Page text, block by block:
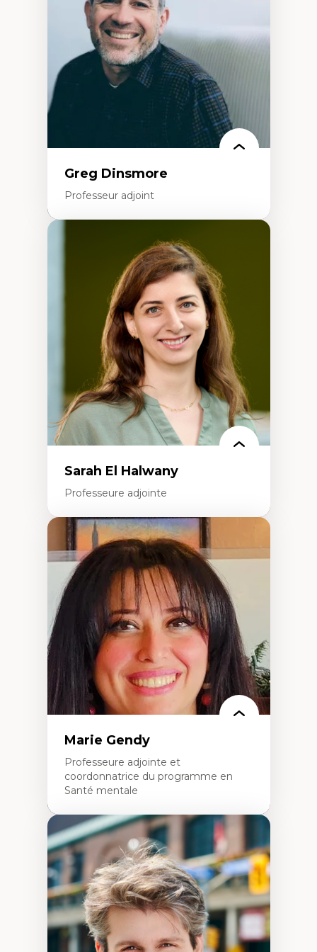
Extractivisme
Classes sociales
Mouvements sociaux
Théories de l’État
Greg Dinsmore
Professeur adjoint
Fragmentation des auditoires médiatiques
Analyse multi-plateforme des auditoires
médiatiques
Analyse des comportements numériques à
travers les données massives et l’IA
Recherche quantitative et qualitative sur
les auditoires médiatiques
Épistémologie des techniques de recherche
numérique et l’IA
Théorie des droits de la personne
La pensée politique d’Hannah Arendt
La pensée politique à l’ère numérique
Justice internationale et normes
internationales
Sarah El Halwany
Professeure adjointe
Expertises
Les apports pédagogiques des théories de
l'affect, du posthumanisme, du féminisme
dans l'éducation aux sciences
L'apprentissage des sciences/STIM dans une
perspective socioécologique de care
L’insertion professionnelle des
enseignant.e.s
Marie Gendy
Professeure adjointe et
coordonnatrice du programme en
Santé mentale
Expertises
Neuropsychiatrie et neurosciences
Direction d'essais cliniques
Analyse des politiques et pratiques en santé
mentale
Développement de protocoles d'essais
cliniques
Collaboration interfonctionnelle
Leadership en recherche clinique
Développement de cadres politiques